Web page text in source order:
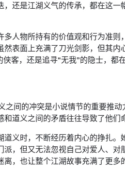
，还是江湖义气的传承，都在这一
人物所持有的价值观和行为准则
表面上充满了刀光剑影，但其内
客，还是追寻“无我”的隐士，都
之间的冲突是小说情节的重要推
道义之间的矛盾往往导致了他们
义时，不断经历着内心的挣扎。
，但又无法忽视自己对爱人、对
，也让整个江湖故事充满了更多